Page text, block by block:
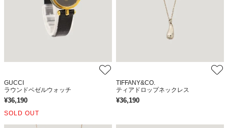
GUCCI
ラウンドベゼルウォッチ
¥36,190
SOLD OUT
TIFFANY&CO.
ティアドロップネックレス
¥36,190